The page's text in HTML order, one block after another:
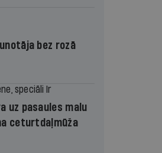
bez rozā
speciāli Ir
uz pasaules malu
ceturtdaļmūža